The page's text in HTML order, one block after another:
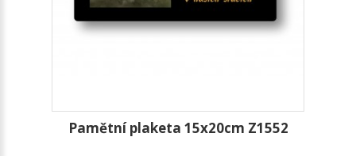
Pamětní plaketa 15x20cm Z1552